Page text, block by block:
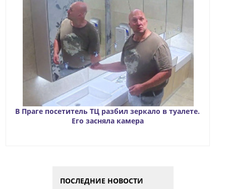
В Праге посетитель ТЦ разбил зеркало в туалете.
Его засняла камера
ПОСЛЕДНИЕ НОВОСТИ